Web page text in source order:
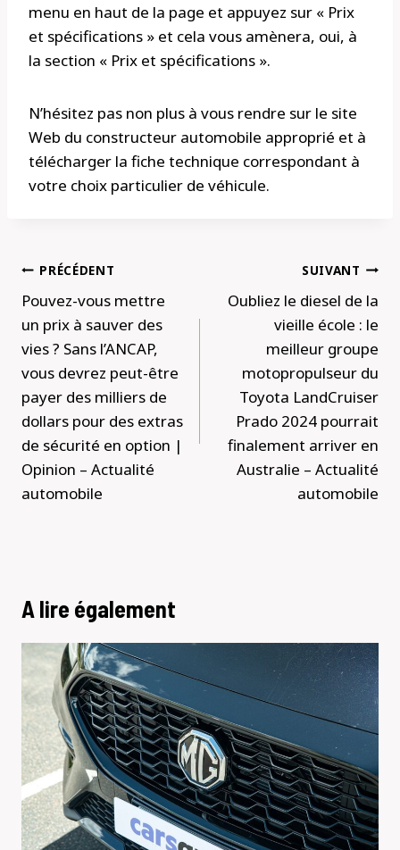
menu en haut de la page et appuyez sur « Prix
et spécifications » et cela vous amènera, oui, à
la section « Prix et spécifications ».
N’hésitez pas non plus à vous rendre sur le site
Web du constructeur automobile approprié et à
télécharger la fiche technique correspondant à
votre choix particulier de véhicule.
Navigation
de
l’article
PRÉCÉDENT
Pouvez-vous mettre
un prix à sauver des
vies ? Sans l’ANCAP,
vous devrez peut-être
payer des milliers de
dollars pour des extras
de sécurité en option |
Opinion – Actualité
automobile
SUIVANT
Oubliez le diesel de la
vieille école : le
meilleur groupe
motopropulseur du
Toyota LandCruiser
Prado 2024 pourrait
finalement arriver en
Australie – Actualité
automobile
A lire également